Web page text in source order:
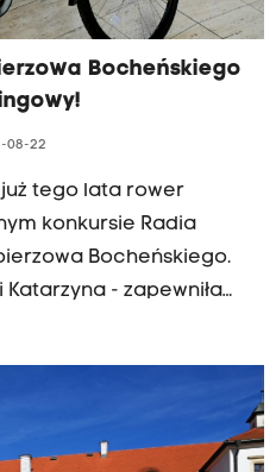
Bocheńskiego
08-22
tego lata rower
konkursie Radia
Bocheńskiego.
Katarzyna - zapewniła